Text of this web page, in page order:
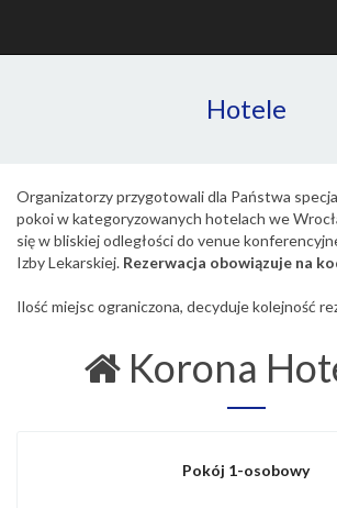
Hotele
Organizatorzy przygotowali dla Państwa
pokoi w kategoryzowanych hotelach we
się w bliskiej odległości do venue
Izby Lekarskiej. Rezerwacja obowiązuje na
Ilość miejsc ograniczona, decyduje kolejność
Korona
Pokój 1-osobowy